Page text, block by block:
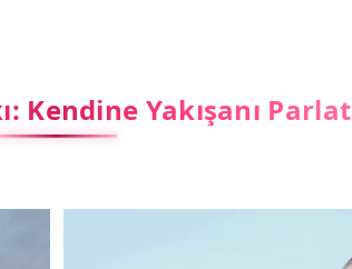
Kendine Yakışanı Parlat